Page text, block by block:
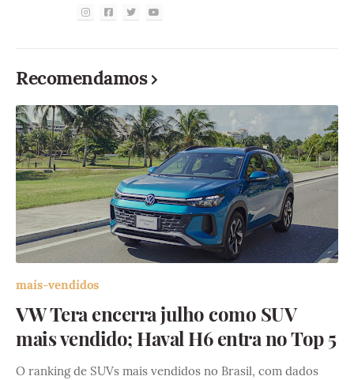
Recomendamos
mais-vendidos
VW Tera encerra julho como SUV
mais vendido; Haval H6 entra no Top 5
O ranking de SUVs mais vendidos no Brasil, com dados